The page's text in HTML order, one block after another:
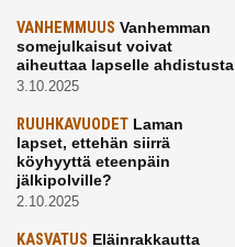
VANHEMMUUS Vanhemman
somejulkaisut voivat
aiheuttaa lapselle ahdistusta
3.10.2025
RUUHKAVUODET Laman
lapset, ettehän siirrä
köyhyyttä eteenpäin
jälkipolville?
2.10.2025
KASVATUS Eläinrakkautta